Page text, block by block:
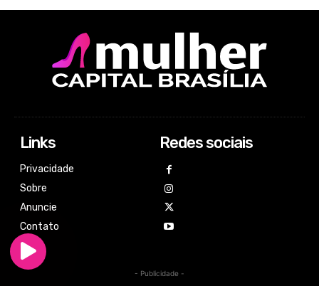
Links
Privacidade
Sobre
Anuncie
Contato
Redes sociais
- Publicidade -